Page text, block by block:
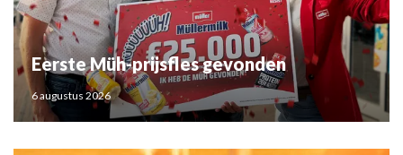
Eerste Müh-prijsfles gevonden
6 augustus 2026